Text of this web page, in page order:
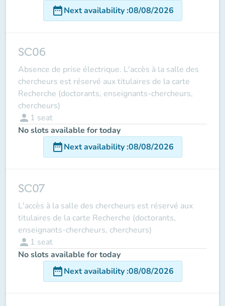
date_rangeNext availability:08/08/2026
SC06
Absence de prise électrique. L'accès à la salle des
chercheurs est réservé aux titulaires de la carte
Recherche (doctorants, enseignants-chercheurs,
chercheurs)
person 1 seat
No slots available for today
date_rangeNext availability:08/08/2026
SC07
L'accès à la salle des chercheurs est réservé aux
titulaires de la carte Recherche (doctorants,
enseignants-chercheurs, chercheurs)
person 1 seat
No slots available for today
date_rangeNext availability:08/08/2026